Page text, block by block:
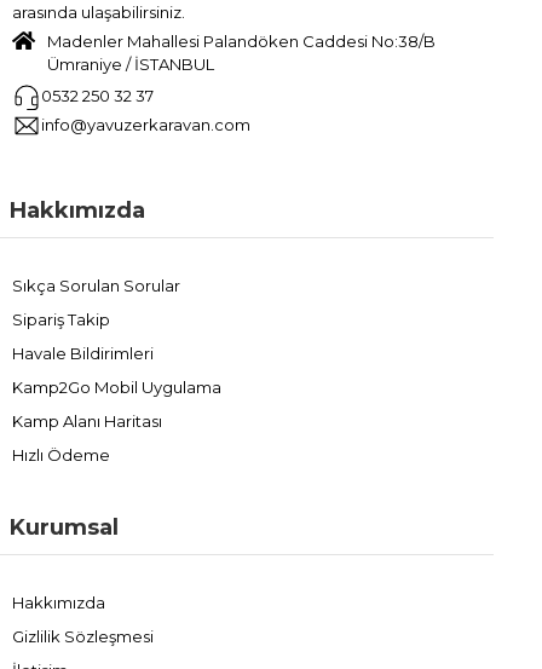
arasında ulaşabilirsiniz.
Madenler Mahallesi Palandöken Caddesi No:38/B
Ümraniye / İSTANBUL
0532 250 32 37
info@yavuzerkaravan.com
Hakkımızda
Sıkça Sorulan Sorular
Sipariş Takip
Havale Bildirimleri
Kamp2Go Mobil Uygulama
Kamp Alanı Haritası
Hızlı Ödeme
Kurumsal
Hakkımızda
Gizlilik Sözleşmesi